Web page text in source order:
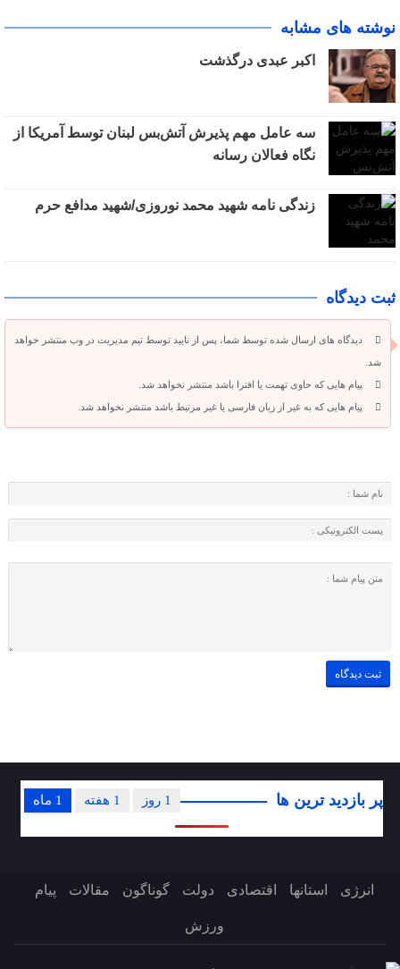
نوشته های مشابه
اکبر عبدی درگذشت
سه عامل مهم پذیرش آتش‌بس لبنان توسط آمریکا از
نگاه فعالان رسانه
زندگی نامه شهید محمد نوروزی/شهید مدافع حرم
ثبت دیدگاه
دیدگاه های ارسال شده توسط شما، پس از تایید توسط تیم مدیریت در وب منتشر خواهد
شد.
پیام هایی که حاوی تهمت یا افترا باشد منتشر نخواهد شد.
پیام هایی که به غیر از زبان فارسی یا غیر مرتبط باشد منتشر نخواهد شد.
پر بازدید ترین ها 1 ماه 1 هفته 1 روز
انرژی استانها اقتصادی دولت گوناگون مقالات پیام
ورزش